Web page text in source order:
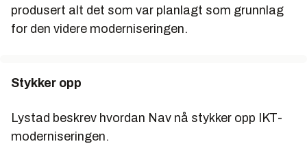
produsert alt det som var planlagt som grunnlag
for den videre moderniseringen.
Stykker opp
Lystad beskrev hvordan Nav nå stykker opp IKT-
moderniseringen.